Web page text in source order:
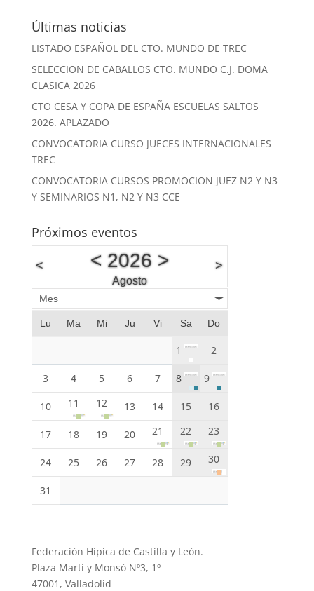
Últimas noticias
LISTADO ESPAÑOL DEL CTO. MUNDO DE TREC
SELECCION DE CABALLOS CTO. MUNDO C.J. DOMA
CLASICA 2026
CTO CESA Y COPA DE ESPAÑA ESCUELAS SALTOS
2026. APLAZADO
CONVOCATORIA CURSO JUECES INTERNACIONALES
TREC
CONVOCATORIA CURSOS PROMOCION JUEZ N2 Y N3
Y SEMINARIOS N1, N2 Y N3 CCE
Próximos eventos
< < 2026>
Agosto
>
Mes
Lu Ma Mi Ju Vi Sa Do
1 2
3 4 5 6 7 8 9
10 11 12 13 14 15 16
17 18 19 20 21 22 23
24 25 26 27 28 29 30
31
Federación Hípica de Castilla y León.
Plaza Martí y Monsó Nº3, 1º
47001, Valladolid